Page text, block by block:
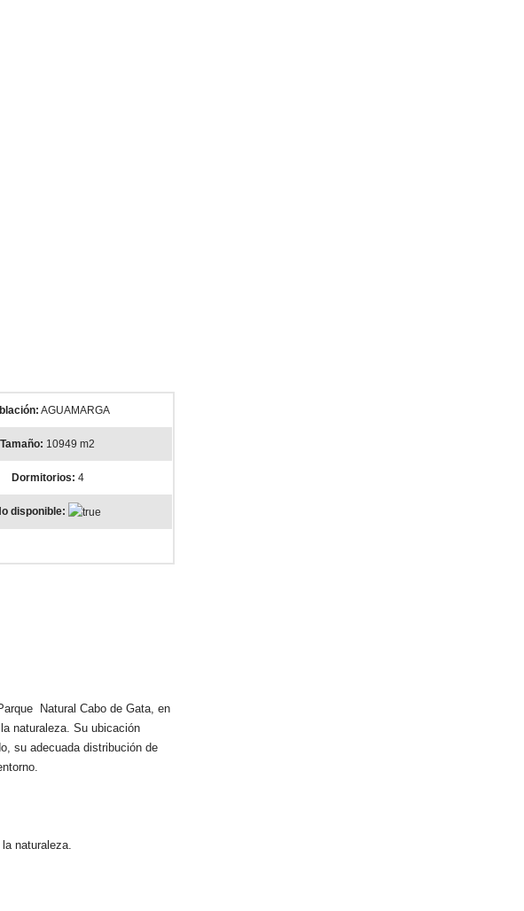
AGUAMARGA
Tamaño: 10949 m2
Dormitorios: 4
disponible:
Natural Cabo de Gata, en
naturaleza. Su ubicación
su adecuada distribución de
naturaleza.